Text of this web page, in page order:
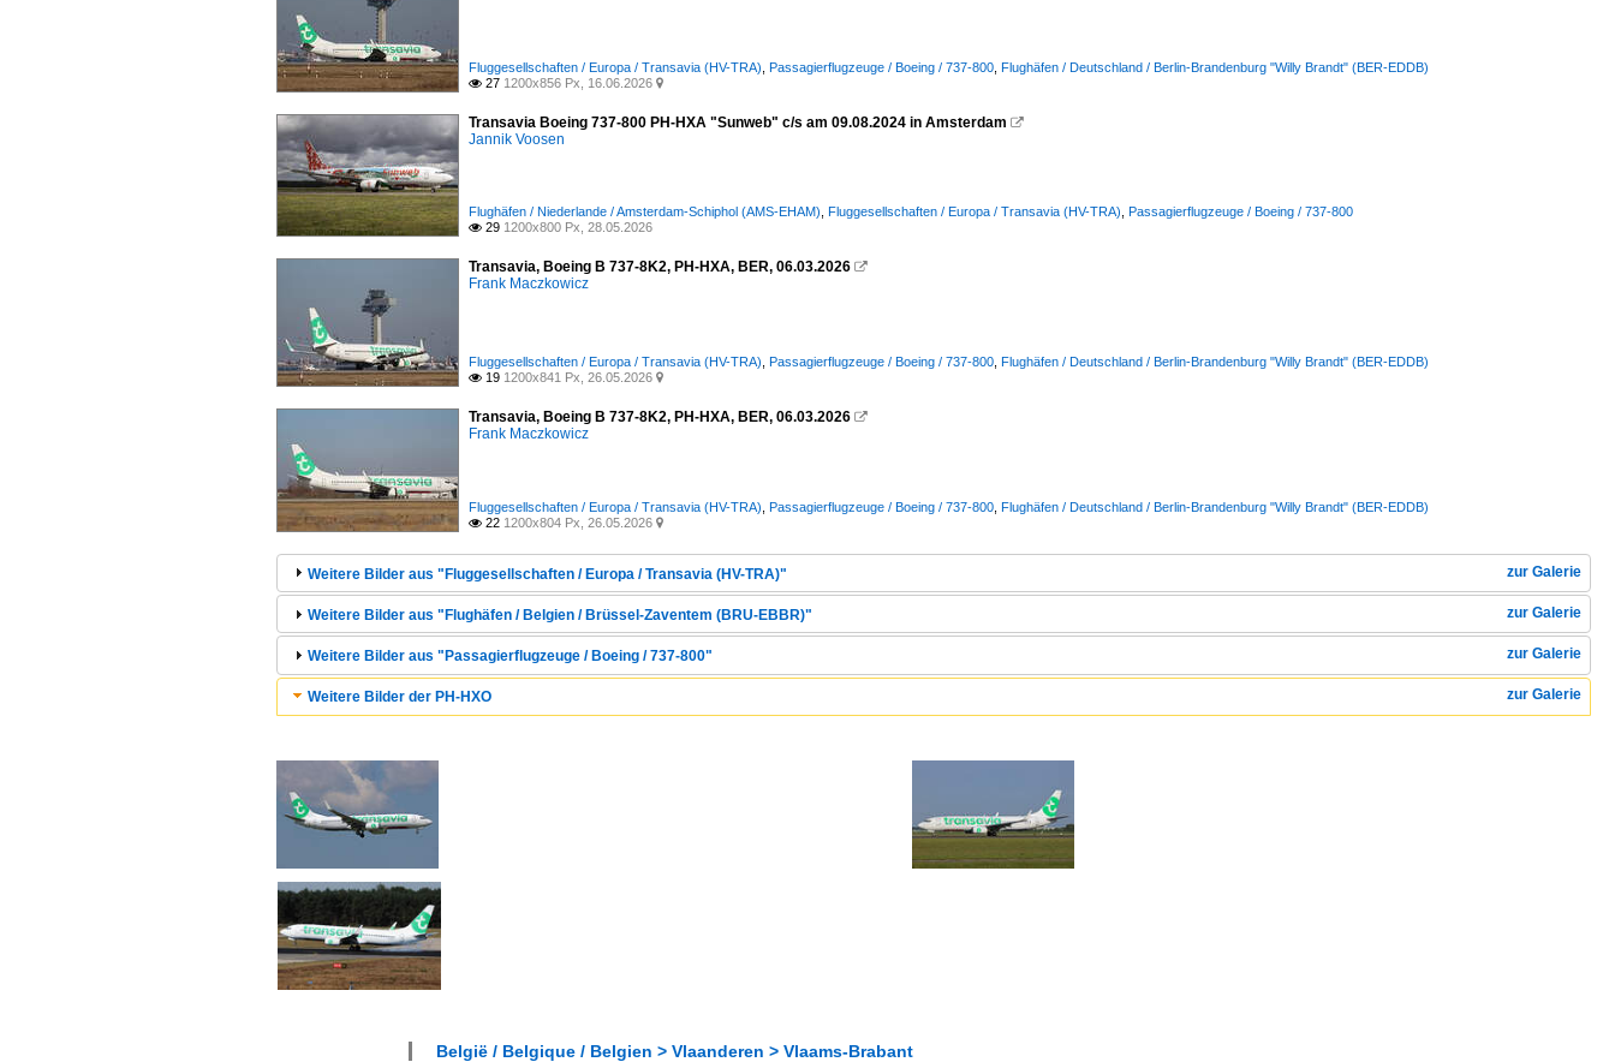
Fluggesellschaften / Europa / Transavia (HV-TRA) Passagierflugzeuge / Boeing / 737-800 Flughäfen / Deutschland / Berlin-Brandenburg "Willy Brandt" (BER-EDDB)
 27 1200x856 Px, 16.06.2026 
Transavia Boeing 737-800 PH-HXA "Sunweb" c/s am 09.08.2024 in Amsterdam 
Jannik Voosen
Flughäfen / Niederlande / Amsterdam-Schiphol (AMS-EHAM) Fluggesellschaften / Europa / Transavia (HV-TRA) Passagierflugzeuge / Boeing / 737-800
 29 1200x800 Px, 28.05.2026
Transavia, Boeing B 737-8K2, PH-HXA, BER, 06.03.2026 
Frank Maczkowicz
Fluggesellschaften / Europa / Transavia (HV-TRA) Passagierflugzeuge / Boeing / 737-800 Flughäfen / Deutschland / Berlin-Brandenburg "Willy Brandt" (BER-EDDB)
 19 1200x841 Px, 26.05.2026 
Transavia, Boeing B 737-8K2, PH-HXA, BER, 06.03.2026 
Frank Maczkowicz
Fluggesellschaften / Europa / Transavia (HV-TRA) Passagierflugzeuge / Boeing / 737-800 Flughäfen / Deutschland / Berlin-Brandenburg "Willy Brandt" (BER-EDDB)
 22 1200x804 Px, 26.05.2026 
zur Galerie
Weitere Bilder aus "Fluggesellschaften / Europa / Transavia (HV-TRA)"
zur Galerie
Weitere Bilder aus "Flughäfen / Belgien / Brüssel-Zaventem (BRU-EBBR)"
zur Galerie
Weitere Bilder aus "Passagierflugzeuge / Boeing / 737-800"
zur Galerie
Weitere Bilder der PH-HXO
België / Belgique / Belgien > Vlaanderen > Vlaams-Brabant